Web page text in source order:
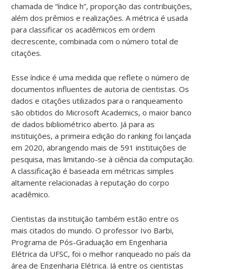
chamada de “índice h”, proporção das contribuições,
além dos prêmios e realizações. A métrica é usada
para classificar os acadêmicos em ordem
decrescente, combinada com o número total de
citações.
Esse índice é uma medida que reflete o número de
documentos influentes de autoria de cientistas. Os
dados e citações utilizados para o ranqueamento
são obtidos do Microsoft Academics, o maior banco
de dados bibliométrico aberto. Já para as
instituições, a primeira edição do ranking foi lançada
em 2020, abrangendo mais de 591 instituições de
pesquisa, mas limitando-se à ciência da computação.
A classificação é baseada em métricas simples
altamente relacionadas à reputação do corpo
acadêmico.
Cientistas da instituição também estão entre os
mais citados do mundo. O professor Ivo Barbi,
Programa de Pós-Graduação em Engenharia
Elétrica da UFSC, foi o melhor ranqueado no país da
área de Engenharia Elétrica. Já entre os cientistas